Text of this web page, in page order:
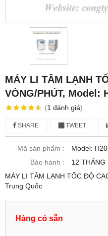
MÁY LI TÂM LẠNH
VÒNG/PHÚT, Model:
(1 đánh giá)
SHARE TWEET
Mã sản phẩm :
Model:
Bảo hành :
12 THÁNG
MÁY LI TÂM LẠNH TỐC ĐỘ
Trung Quốc
Hàng có sẵn